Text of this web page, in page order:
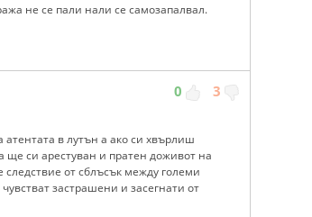
не се пали нали се самозапалвал.
0 3
в лутън а ако си хвърлиш
ще си арестуван и пратен доживот на
от сблъсък между големи
застрашени и засегнати от